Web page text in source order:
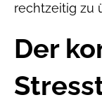
rechtzeitig zu
Der